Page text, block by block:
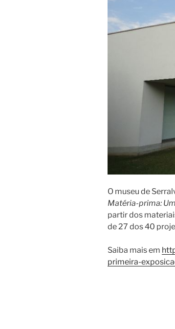
O museu de
Matéria-prima:
partir dos
de 27 dos 40
Saiba mais em
primeira-